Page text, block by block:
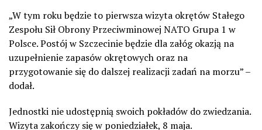
„W tym roku będzie to pierwsza wizyta okrętów Stałego
Zespołu Sił Obrony Przeciwminowej NATO Grupa 1 w
Polsce. Postój w Szczecinie będzie dla załóg okazją na
uzupełnienie zapasów okrętowych oraz na
przygotowanie się do dalszej realizacji zadań na morzu” –
dodał.
Jednostki nie udostępnią swoich pokładów do zwiedzania.
Wizyta zakończy się w poniedziałek, 8 maja.